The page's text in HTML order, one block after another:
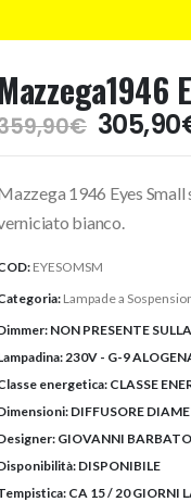
Mazzega1946
€ Il
prezzo
era:
359,90€.
305,90
1946 Eyes
bianco.
EYESOMSM
Lampade a
NON PRESENTE
230V - G-9
energetica: CLASSE
DIFFUSORE
GIOVANNI BARBATO
DISPONIBILE
CA 15 / 20 GIORNI